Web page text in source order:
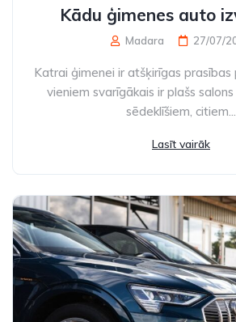
Kādu ģimenes auto
Madara 27/07/
Katrai ģimenei ir atšķirīgas
vieniem svarīgākais ir plašs
sēdeklīšiem, citiem...
Lasīt vairāk